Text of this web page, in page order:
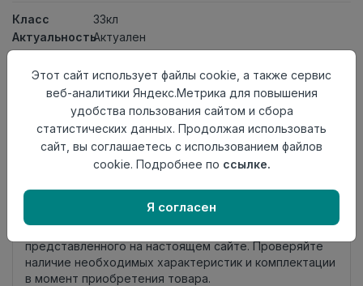
Класс
33кл
АктуальностьАктуален
Толщина
10мм
Размер
доски
1292×193мм
Теплый пол
до +27 градусов
Фаска
4V
Замок
Clic It
Россия
Внимание! Внешний вид товара может отличаться от
представленного на настоящем сайте. Проверяйте
наличие необходимых характеристик и комплектации
в момент приобретения товара.
Этот сайт использует файлы cookie, а также сервис
веб-аналитики Яндекс.Метрика для повышения
удобства пользования сайтом и сбора
статистических данных. Продолжая использовать
сайт, вы соглашаетесь с использованием файлов
cookie. Подробнее по ссылке.
Я согласен